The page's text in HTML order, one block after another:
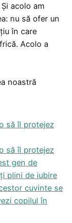
acolo am
nu să ofer un
în care
Acolo a
noastră
să îl protejez
să îl protejez
gen de
plini de iubire
cuvinte se
copilul în